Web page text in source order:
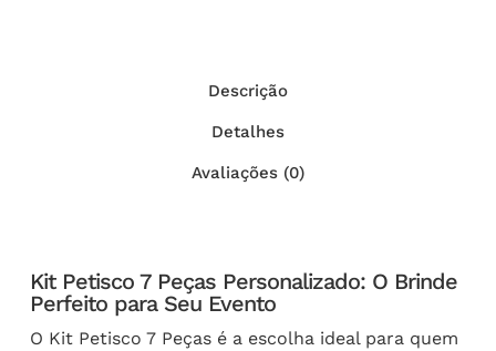
Descrição
Detalhes
Avaliações (0)
Kit Petisco 7 Peças Personalizado: O Brinde
Perfeito para Seu Evento
O Kit Petisco 7 Peças é a escolha ideal para quem